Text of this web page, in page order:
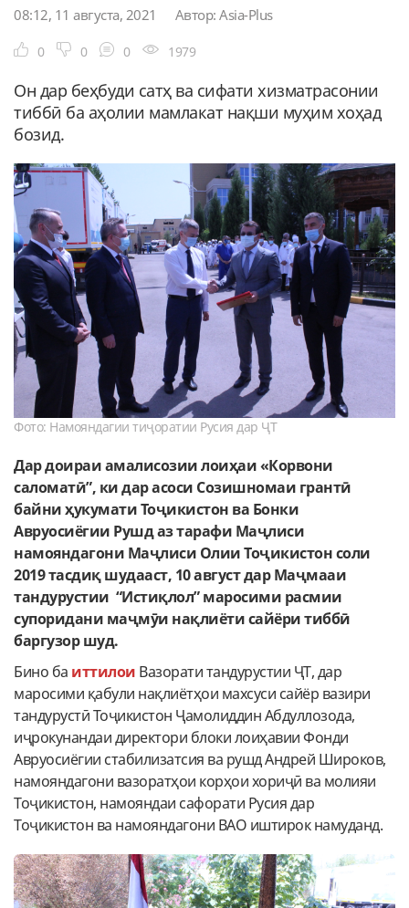
08:12, 11 августа, 2021 Автор: Asia-Plus
0 0 0 1979
Он дар беҳбуди сатҳ ва сифати хизматрасонии
тиббӣ ба аҳолии мамлакат нақши муҳим хоҳад
бозид.
Фото: Намояндагии тиҷоратии Русия дар ҶТ
Дар доираи амалисозии лоиҳаи «Корвони
саломатӣ”, ки дар асоси Созишномаи грантӣ
байни ҳукумати Тоҷикистон ва Бонки
Авруосиёгии Рушд аз тарафи Маҷлиси
намояндагони Маҷлиси Олии Тоҷикистон соли
2019 тасдиқ шудааст, 10 август дар Маҷмааи
тандурустии “Истиқлол” маросими расмии
супоридани маҷмӯи нақлиёти сайёри тиббӣ
баргузор шуд.
Бино ба иттилои Вазорати тандурустии ҶТ, дар
маросими қабули нақлиётҳои махсуси сайёр вазири
тандурустӣ Тоҷикистон Ҷамолиддин Абдуллозода,
иҷрокунандаи директори блоки лоиҳавии Фонди
Авруосиёгии стабилизатсия ва рушд Андрей Широков,
намояндагони вазоратҳои корҳои хориҷӣ ва молияи
Тоҷикистон, намояндаи сафорати Русия дар
Тоҷикистон ва намояндагони ВАО иштирок намуданд.